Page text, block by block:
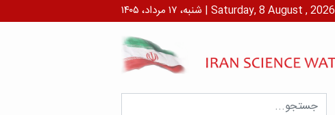
شنبه، ۱۷ مرداد، ۱۴۰۵ | Saturday, 8 August , 2026